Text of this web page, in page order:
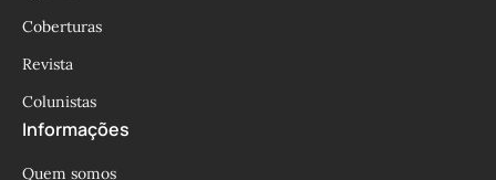
Coberturas
Revista
Colunistas
Informações
Quem somos